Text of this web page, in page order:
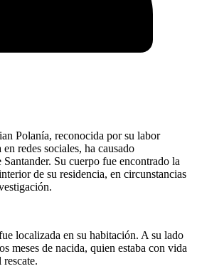
Polanía, reconocida por su labor
redes sociales, ha causado
Su cuerpo fue encontrado la
de su residencia, en circunstancias
localizada en su habitación. A su lado
meses de nacida, quien estaba con vida